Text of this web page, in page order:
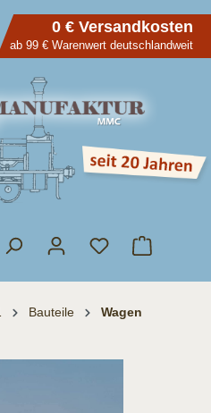
0 € Versandkosten
ab 99 € Warenwert deutschlandweit
Bauteile Wagen